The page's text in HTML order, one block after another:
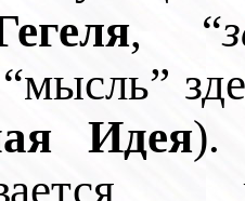
, “
Идея).